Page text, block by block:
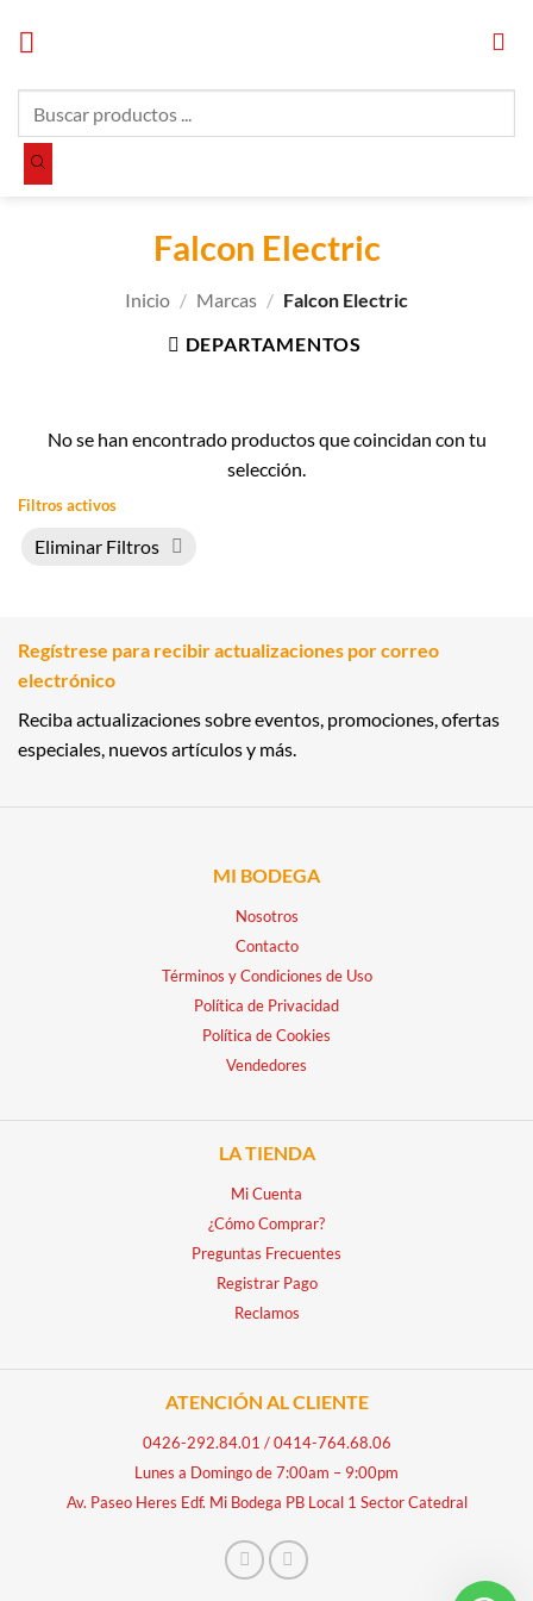
productos
Falcon Electric
Inicio / Marcas / Falcon Electric
DEPARTAMENTOS
No se han encontrado productos que coincidan con tu
selección.
Filtros activos
Eliminar Filtros
Regístrese para recibir actualizaciones por correo
electrónico
Reciba actualizaciones sobre eventos, promociones, ofertas
especiales, nuevos artículos y más.
MI BODEGA
Nosotros
Contacto
Términos y Condiciones de Uso
Política de Privacidad
Política de Cookies
Vendedores
LA TIENDA
Mi Cuenta
¿Cómo Comprar?
Preguntas Frecuentes
Registrar Pago
Reclamos
ATENCIÓN AL CLIENTE
0426-292.84.01 /0414-764.68.06
Lunes a Domingo de 7:00am – 9:00pm
Av. Paseo Heres Edf. Mi Bodega PB Local 1 Sector Catedral